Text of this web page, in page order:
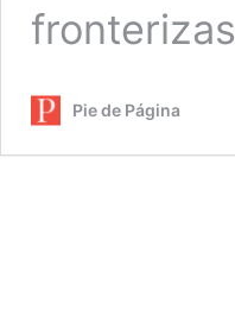
Pie de Página